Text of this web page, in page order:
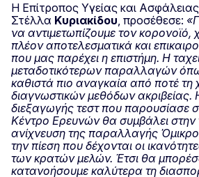
Η Eπίτροπος Υγείας και
Στέλλα Κυριακίδου, προσέθεσε:
να αντιμετωπίζουμε τον κορονοϊό,
πλέον αποτελεσματικά και
που μας παρέχει η επιστήμη. Η
μεταδοτικότερων παραλλαγών
καθιστά πιο αναγκαία από ποτέ τη
διαγνωστικών μεθόδων
διεξαγωγής τεστ που παρουσίασε
Κέντρο Ερευνών θα συμβάλει στην
ανίχνευση της παραλλαγής
την πίεση που δέχονται οι
των κρατών μελών. Έτσι θα
κατανοήσουμε καλύτερα τη